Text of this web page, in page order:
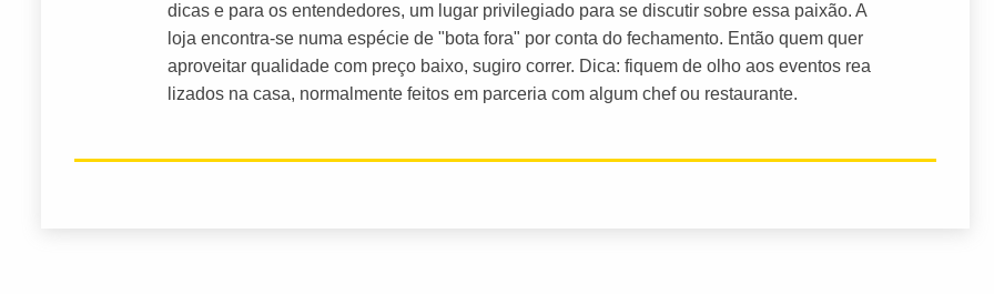
dicas e para os entendedores, um lugar privilegiado para se discutir sobre essa paixão. A
loja encontra-se numa espécie de "bota fora" por conta do fechamento. Então quem quer
aproveitar qualidade com preço baixo, sugiro correr. Dica: fiquem de olho aos eventos rea
lizados na casa, normalmente feitos em parceria com algum chef ou restaurante.